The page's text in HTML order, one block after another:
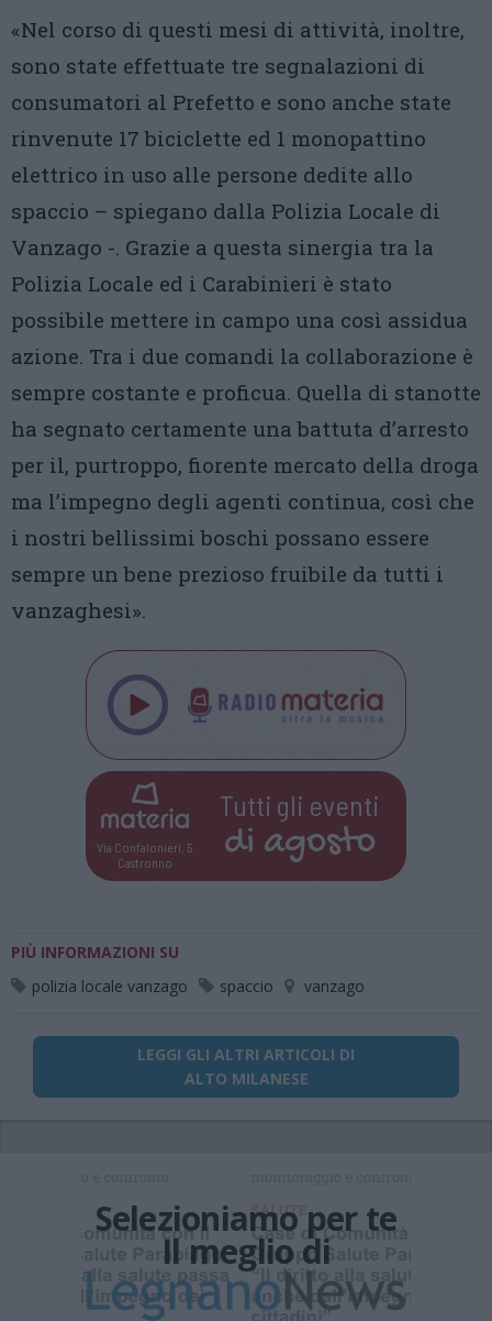
«Nel corso di questi mesi di attività, inoltre,
sono state effettuate tre segnalazioni di
consumatori al Prefetto e sono anche state
rinvenute 17 biciclette ed 1 monopattino
elettrico in uso alle persone dedite allo
spaccio – spiegano dalla Polizia Locale di
Vanzago -. Grazie a questa sinergia tra la
Polizia Locale ed i Carabinieri è stato
possibile mettere in campo una così assidua
azione. Tra i due comandi la collaborazione è
sempre costante e proficua. Quella di stanotte
ha segnato certamente una battuta d’arresto
per il, purtroppo, fiorente mercato della droga
ma l’impegno degli agenti continua, così che
i nostri bellissimi boschi possano essere
sempre un bene prezioso fruibile da tutti i
vanzaghesi».
Via Confalonieri, 5
Castronno
Tutti gli eventi
di agosto
PIÙ INFORMAZIONI SU
polizia locale vanzago
spaccio vanzago
LEGGI GLI ALTRI ARTICOLI DI
ALTO MILANESE
Selezioniamo per te
Il meglio di